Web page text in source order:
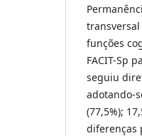
funções
FACIT-Sp
seguiu
adotando-
(77,5%);
diferenças